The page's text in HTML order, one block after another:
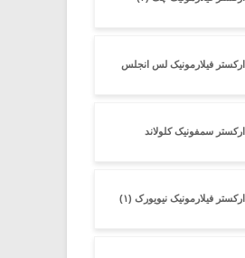
ارکستر فیلارمونیک لس انجلس
ارکستر سمفونیک کلولاند
ارکستر فیلارمونیک نیویورک (۱)